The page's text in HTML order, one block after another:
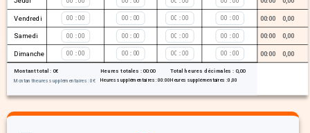
Vendredi : : : : 00:00 0,00
Samedi : : : : 00:00 0,00
Dimanche : : : : 00:00 0,00
Montant total : €
0
Montant heures supplémentaires : €
0
Heures totales :00:00
Heures supplémentaires :00:00
Total heures décimales : 0,00
Heures supplémentaires :0,00